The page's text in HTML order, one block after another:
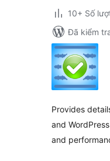
10+ Số
Đã kiểm
Provides
and
and